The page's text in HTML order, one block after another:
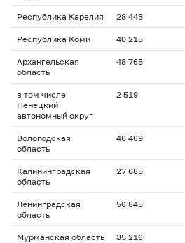
Республика Карелия 28 443
Республика Коми 40 215
Архангельская
область
48 765
в том числе
Ненецкий
автономный округ
2 519
Вологодская
область
46 469
Калининградская
область
27 685
Ленинградская
область
56 845
Мурманская область 35 216